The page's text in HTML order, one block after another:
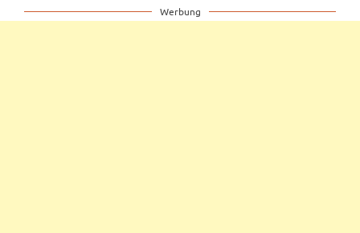
Werbung